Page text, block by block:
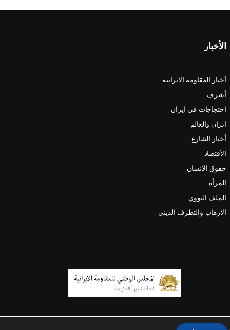
الأخبار
أخبار المقاومة الايرانية
أشرف
احتجاجات في ايران
ايران والعالم
أخبار الشارع
الأقتصاد
حقوق الانسان
المرأة
الملف النووي
الارهاب والتطرف الديني